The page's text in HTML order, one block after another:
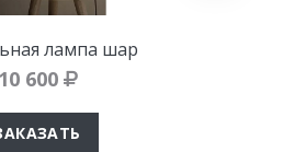
лампа шар
10 600